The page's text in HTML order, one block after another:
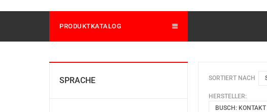
PRODUKTKATALOG
SORTIERT NACH
HERSTELLER:
BUSCH:
SPRACHE